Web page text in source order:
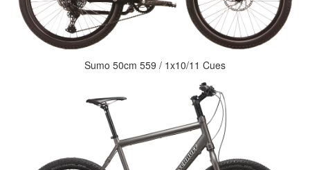
Sumo 50cm 559 / 1x10/11 Cues